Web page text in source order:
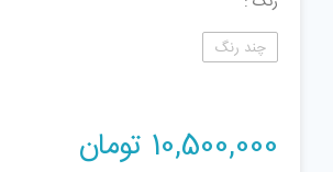
چند رنگ
10,500,000 تومان